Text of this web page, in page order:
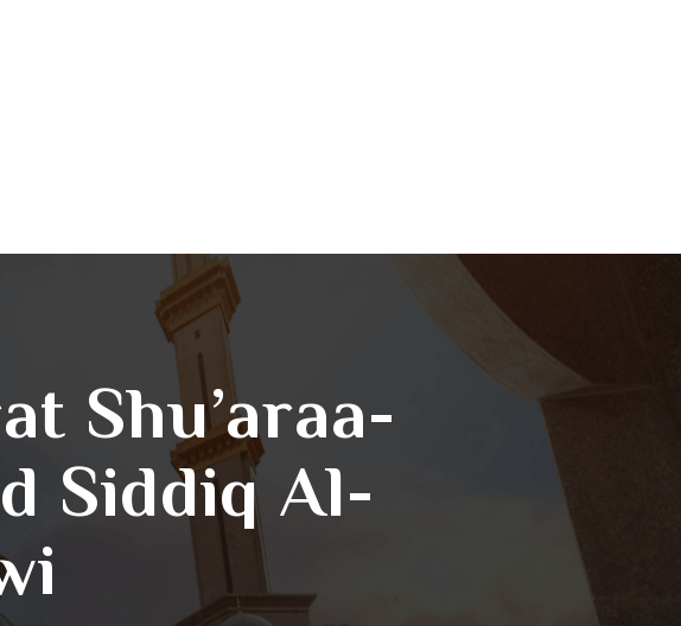
Shu’araa-
Siddiq Al-